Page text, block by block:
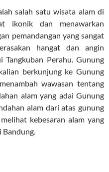
salah satu wisata alam di
ikonik dan menawarkan
pemandangan yang sangat
hangat dan angin
Tangkuban Perahu. Gunung
berkunjung ke Gunung
wawasan tentang
alam yang adai Gunung
alam dari atas gunung
kebesaran alam yang
Bandung.